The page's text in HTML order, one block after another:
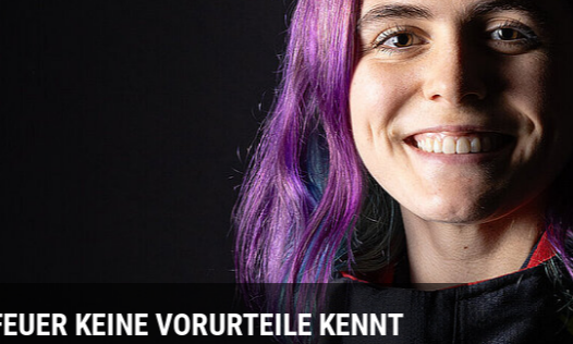
VORURTEILE KENNT